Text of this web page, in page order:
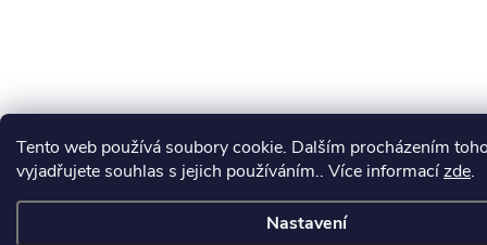
Tento web používá soubory cookie. Dalším procházením
vyjadřujete souhlas s jejich používáním.. Více informacízde.
Nastavení